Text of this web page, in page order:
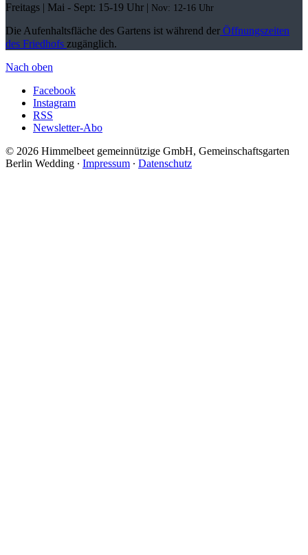
Freitags | Mai - Sept: 15-19 Uhr | Nov: 12-16 Uhr
Die Aufenhaltsfläche des Gartens ist während der Öffnungszeiten
des Friedhofs zugänglich.
Nach oben
Facebook
Instagram
RSS
Newsletter-Abo
© 2026 Himmelbeet gemeinnützige GmbH, Gemeinschaftsgarten
Berlin Wedding ∙ Impressum ∙ Datenschutz